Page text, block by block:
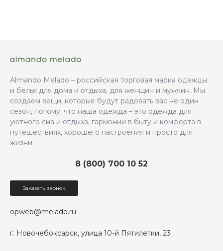
Almando Melado – российская торговая марка одежды
и белья для дома и отдыха, для женщин и мужчин. Мы
создаем вещи, которые будут радовать вас не один
сезон, потому, что наша одежда – это одежда для
уютного сна и отдыха, гармонии в быту и комфорта в
путешествиях, хорошего настроения и просто для
жизни.
г. Новочебоксарск, улица 10-й Пятилетки, 23
8 (800) 700 10 52
opweb@melado.ru
Заказать звонок